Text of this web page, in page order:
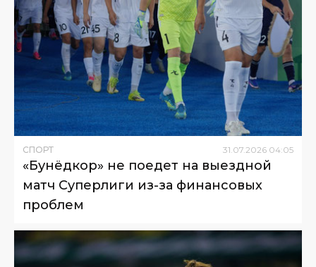
СПОРТ 31.07.2026 04:05
«Бунёдкор» не поедет на выездной
матч Суперлиги из-за финансовых
проблем